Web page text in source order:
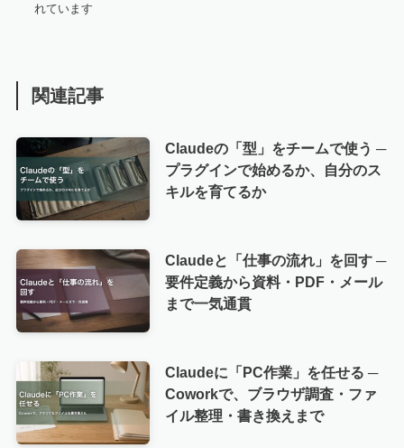
れています
関連記事
Claudeの「型」をチームで使う ─
プラグインで始めるか、自分のス
キルを育てるか
Claudeと「仕事の流れ」を回す ─
要件定義から資料・PDF・メール
まで一気通貫
Claudeに「PC作業」を任せる ─
Coworkで、ブラウザ調査・ファ
イル整理・書き換えまで